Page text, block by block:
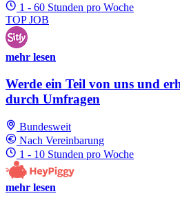
1 - 60 Stunden pro Woche
TOP JOB
mehr lesen
Werde ein Teil von uns und
durch Umfragen
Bundesweit
Nach Vereinbarung
1 - 10 Stunden pro Woche
mehr lesen